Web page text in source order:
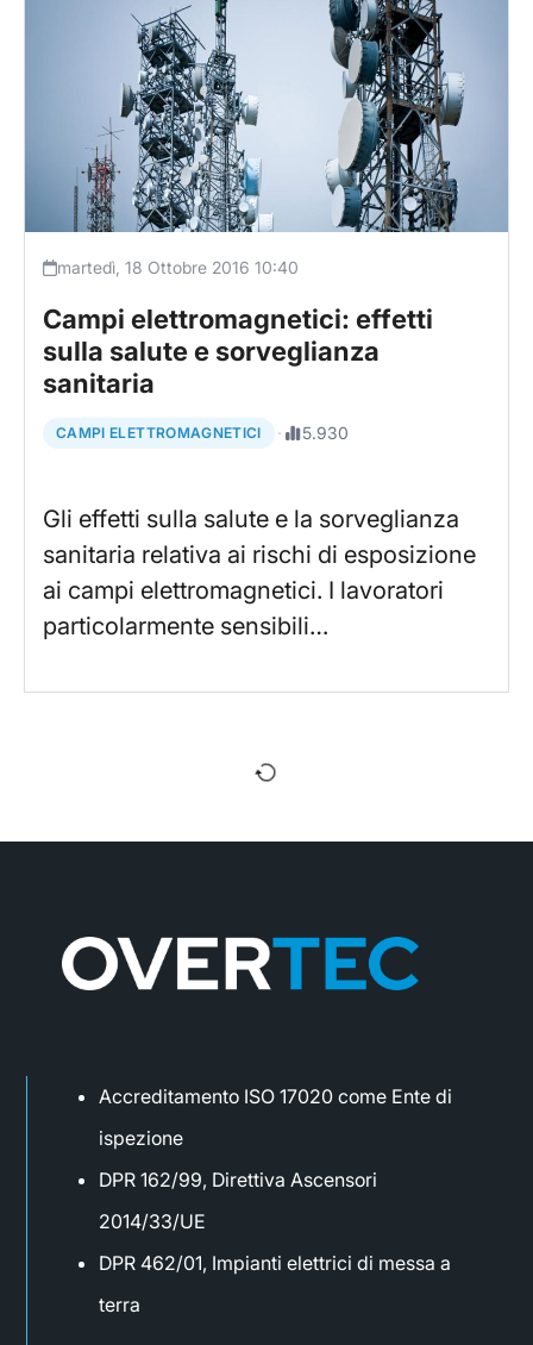
martedì, 18 Ottobre 2016 10:40
Campi elettromagnetici: effetti
sulla salute e sorveglianza
sanitaria
CAMPI ELETTROMAGNETICI · 5.930
Gli effetti sulla salute e la sorveglianza
sanitaria relativa ai rischi di esposizione
ai campi elettromagnetici. I lavoratori
particolarmente sensibili…
Accreditamento ISO 17020 come Ente di
ispezione
DPR 162/99, Direttiva Ascensori
2014/33/UE
DPR 462/01, Impianti elettrici di messa a
terra